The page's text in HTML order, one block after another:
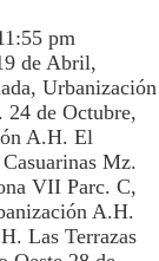
pm
de Abril,
Urbanización
de Octubre,
A.H. El
Mz.
VII Parc. C,
A.H.
Las Terrazas